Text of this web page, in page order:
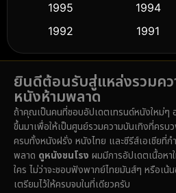
Dance เต้น
Detective สืบสวน
Detective สืบสวน
Disaster
Disney+
Documentary สารคดี
1995
1994
1992
1991
1989
1988
1985
1983
1981
1971
1962
ยินดีต้อนรับสู่แหล่งรวมค
หนังห้ามพลาด
ถ้าคุณเป็นคนที่ชอบอัปเดตเทรนด์หนังใหม่ๆ
ขึ้นมาเพื่อให้เป็นศูนย์รวมความบันเทิงที่ครบ
ครบทั้งหนังฝรั่ง หนังไทย และซีรีส์เอเชียที่ก
พลาด ดูหนังชนโรง ผมมีการอัปเดตเนื้อห
ใคร ไม่ว่าจะชอบฟังพากย์ไทยมันส์ๆ หรือเ
เตรียมไว้ให้ครบจบในที่เดียวครับ